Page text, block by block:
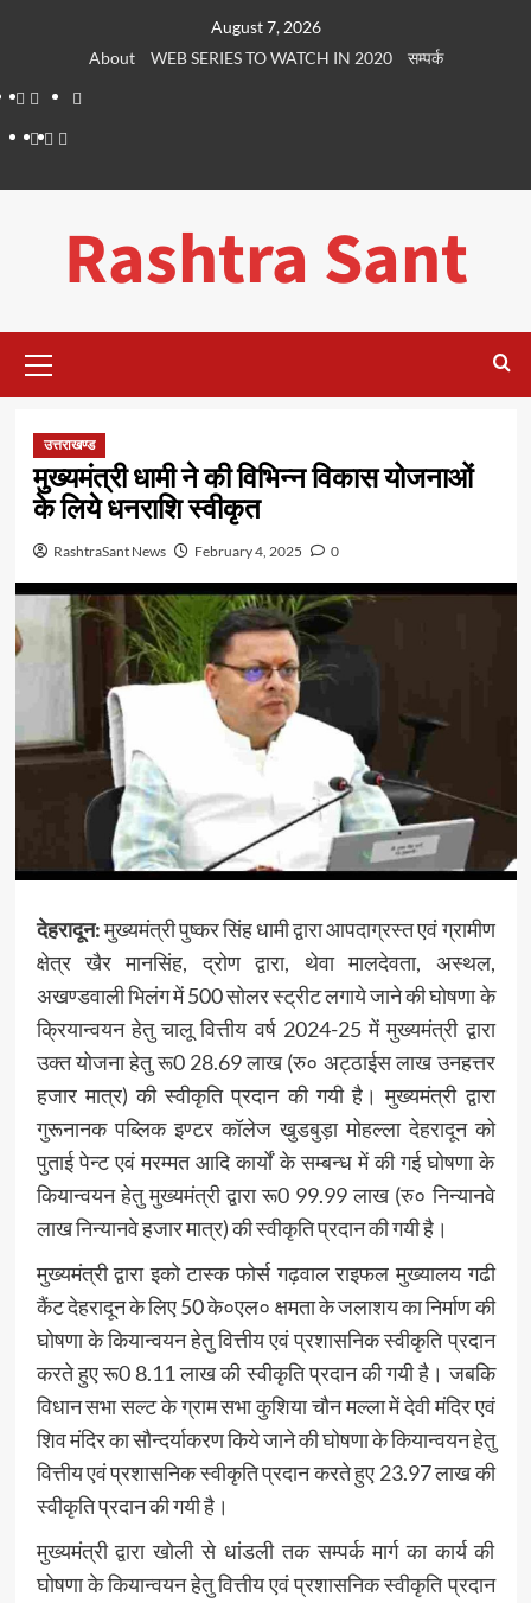
August 7, 2026
About
WEB SERIES TO WATCH IN 2020
सम्पर्क
About
WEB
SERIES
Dehradun
LifePlaces
सम्पर्क
Rashtra Sant
Menu
उत्तराखण्ड
मुख्यमंत्री धामी ने की विभिन्न विकास योजनाओं
के लिये धनराशि स्वीकृत
RashtraSant News February 4, 2025 0
देहरादून:मुख्यमंत्री पुष्कर सिंह धामी द्वारा आपदाग्रस्त एवं ग्रामीण
क्षेत्र खैर मानसिंह, द्रोण द्वारा, थेवा मालदेवता, अस्थल,
अखण्डवाली भिलंग में 500 सोलर स्ट्रीट लगाये जाने की घोषणा के
क्रियान्वयन हेतु चालू वित्तीय वर्ष 2024-25 में मुख्यमंत्री द्वारा
उक्त योजना हेतु रू0 28.69 लाख (रु० अट्ठाईस लाख उनहत्तर
हजार मात्र) की स्वीकृति प्रदान की गयी है। मुख्यमंत्री द्वारा
गुरूनानक पब्लिक इण्टर कॉलेज खुडबुड़ा मोहल्ला देहरादून को
पुताई पेन्ट एवं मरम्मत आदि कार्यों के सम्बन्ध में की गई घोषणा के
कियान्वयन हेतु मुख्यमंत्री द्वारा रू0 99.99 लाख (रु० निन्यानवे
लाख निन्यानवे हजार मात्र) की स्वीकृति प्रदान की गयी है।
मुख्यमंत्री द्वारा इको टास्क फोर्स गढ़वाल राइफल मुख्यालय गढी
कैंट देहरादून के लिए 50 के०एल० क्षमता के जलाशय का निर्माण की
घोषणा के कियान्वयन हेतु वित्तीय एवं प्रशासनिक स्वीकृति प्रदान
करते हुए रू0 8.11 लाख की स्वीकृति प्रदान की गयी है। जबकि
विधान सभा सल्ट के ग्राम सभा कुशिया चौन मल्ला में देवी मंदिर एवं
शिव मंदिर का सौन्दर्याकरण किये जाने की घोषणा के कियान्वयन हेतु
वित्तीय एवं प्रशासनिक स्वीकृति प्रदान करते हुए 23.97 लाख की
स्वीकृति प्रदान की गयी है।
मुख्यमंत्री द्वारा खोली से धांडली तक सम्पर्क मार्ग का कार्य की
घोषणा के कियान्वयन हेतु वित्तीय एवं प्रशासनिक स्वीकृति प्रदान